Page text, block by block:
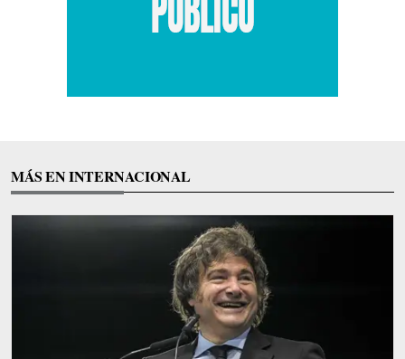
MÁS EN INTERNACIONAL